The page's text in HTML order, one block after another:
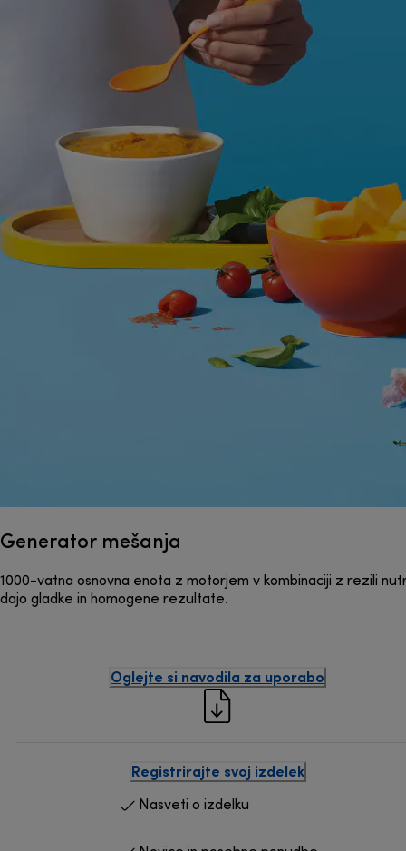
Generator mešanja
1000-vatna osnovna enota z motorjem v kombinaciji z rezili
dajo gladke in homogene rezultate.
Oglejte si navodila za uporabo
Registrirajte svoj izdelek
Nasveti o izdelku